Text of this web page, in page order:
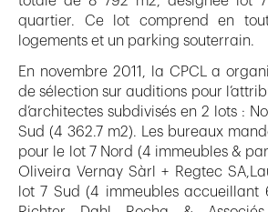
quartier. Ce lot comprend en
logements et un parking souterrain.
En novembre 2011, la CPCL a
de sélection sur auditions pour
d’architectes subdivisés en 2 lots :
Sud (4 362.7 m2). Les bureaux
pour le lot 7 Nord (4 immeubles &
Oliveira Vernay Sàrl + Regtec
lot 7 Sud (4 immeubles accueillant